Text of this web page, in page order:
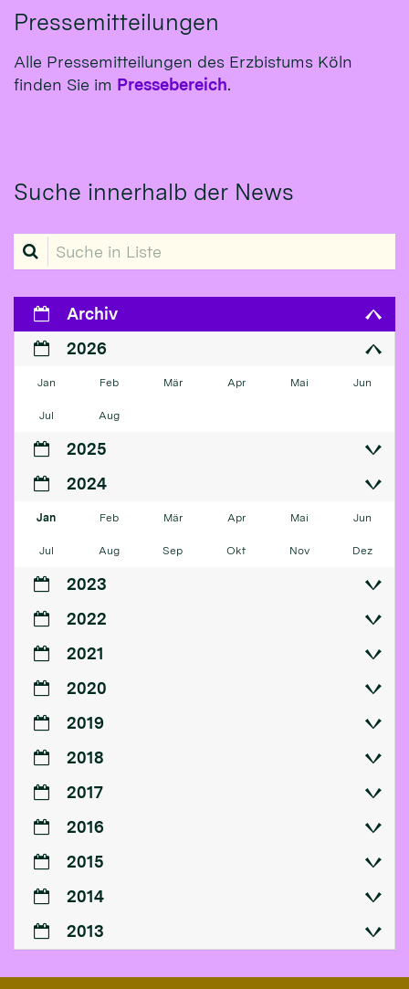
Pressemitteilungen
Alle Pressemitteilungen des Erzbistums Köln
finden Sie im Pressebereich.
Suche innerhalb der News
Suche in Liste
Archiv
2026
Jan Feb Mär Apr Mai Jun
Jul Aug
2025
2024
Jan Feb Mär Apr Mai Jun
Jul Aug Sep Okt Nov Dez
2023
2022
2021
2020
2019
2018
2017
2016
2015
2014
2013